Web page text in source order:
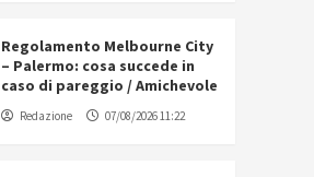
Regolamento Melbourne City
– Palermo: cosa succede in
caso di pareggio / Amichevole
Redazione 07/08/2026 11:22